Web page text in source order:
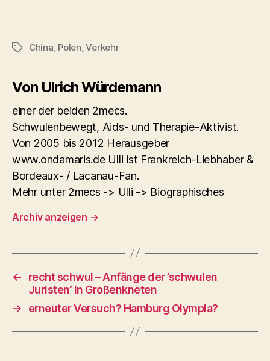
Schlagwörter
China Polen ,Verkehr
Von Ulrich Würdemann
einer der beiden 2mecs.
Schwulenbewegt, Aids- und Therapie-Aktivist.
Von 2005 bis 2012 Herausgeber
www.ondamaris.de Ulli ist Frankreich-Liebhaber &
Bordeaux- / Lacanau-Fan.
Mehr unter 2mecs -> Ulli -> Biographisches
Archiv anzeigen →
←
recht schwul – Anfänge der ’schwulen
Juristen‘ in Großenkneten
→
erneuter Versuch? Hamburg Olympia?